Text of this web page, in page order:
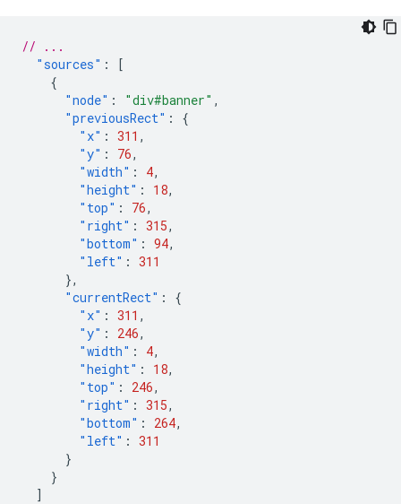
// ...
"sources" :
[
{
"node" : "div#banner" ,
"previousRect" :
{
"x" : 311 ,
"y" : 76,
"width" : 4,
"height" : 18,
"top" : 76,
"right" : 315,
"bottom" : 94,
"left" : 311
},
"currentRect" :
{
"x" : 311 ,
"y" : 246,
"width" : 4,
"height" : 18,
"top" : 246,
"right" : 315,
"bottom" : 264,
"left" : 311
}
}
]